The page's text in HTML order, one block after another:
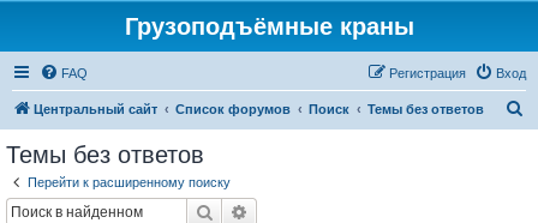
Грузоподъёмные краны
FAQ Вход
Регистрация
Центральный сайт Список форумов Поиск Темы без ответов
Темы без ответов
Перейти к расширенному поиску
Поиск